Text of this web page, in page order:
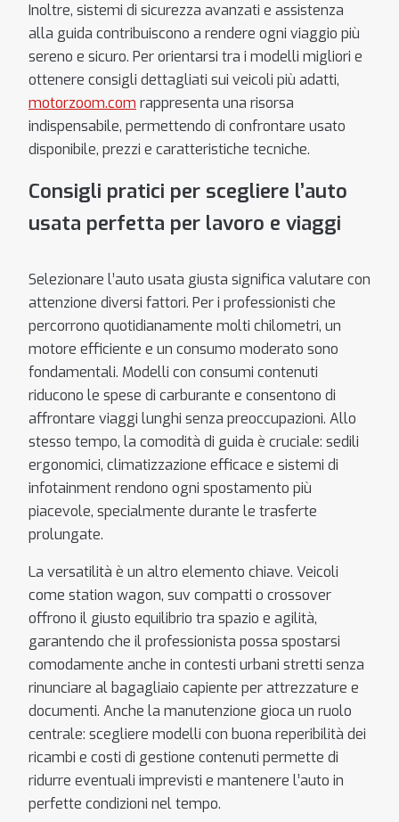
Inoltre, sistemi di sicurezza avanzati e assistenza
alla guida contribuiscono a rendere ogni viaggio più
sereno e sicuro. Per orientarsi tra i modelli migliori e
ottenere consigli dettagliati sui veicoli più adatti,
motorzoom.com rappresenta una risorsa
indispensabile, permettendo di confrontare usato
disponibile, prezzi e caratteristiche tecniche.
Consigli pratici per scegliere l’auto
usata perfetta per lavoro e viaggi
Selezionare l’auto usata giusta significa valutare con
attenzione diversi fattori. Per i professionisti che
percorrono quotidianamente molti chilometri, un
motore efficiente e un consumo moderato sono
fondamentali. Modelli con consumi contenuti
riducono le spese di carburante e consentono di
affrontare viaggi lunghi senza preoccupazioni. Allo
stesso tempo, la comodità di guida è cruciale: sedili
ergonomici, climatizzazione efficace e sistemi di
infotainment rendono ogni spostamento più
piacevole, specialmente durante le trasferte
prolungate.
La versatilità è un altro elemento chiave. Veicoli
come station wagon, suv compatti o crossover
offrono il giusto equilibrio tra spazio e agilità,
garantendo che il professionista possa spostarsi
comodamente anche in contesti urbani stretti senza
rinunciare al bagagliaio capiente per attrezzature e
documenti. Anche la manutenzione gioca un ruolo
centrale: scegliere modelli con buona reperibilità dei
ricambi e costi di gestione contenuti permette di
ridurre eventuali imprevisti e mantenere l’auto in
perfette condizioni nel tempo.